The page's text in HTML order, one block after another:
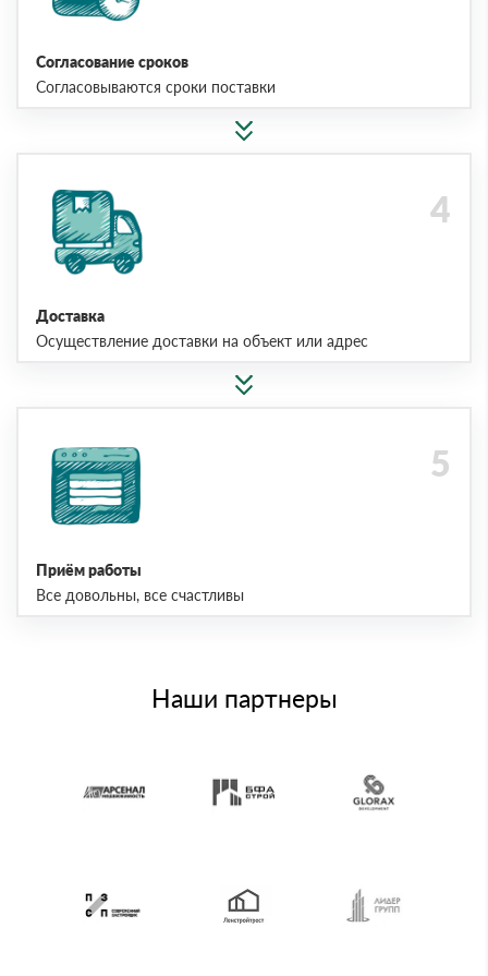
Согласование сроков
Согласовываются сроки поставки
Доставка
Осуществление доставки на объект или адрес
Приём работы
Все довольны, все счастливы
Наши партнеры